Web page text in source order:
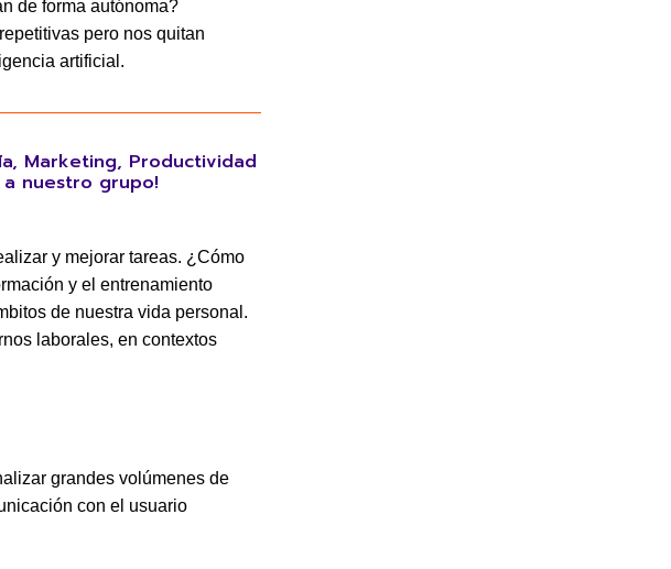
de forma autónoma?
pero nos quitan
artificial.
Marketing, Productividad
a nuestro grupo!
y mejorar tareas. ¿Cómo
y el entrenamiento
de nuestra vida personal.
laborales, en contextos
grandes volúmenes de
con el usuario